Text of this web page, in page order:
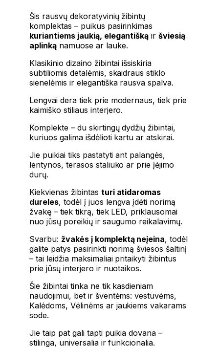
Šis rausvų dekoratyvinių žibintų
komplektas – puikus pasirinkimas
kuriantiems jaukią, elegantišką iršviesią
aplinkąnamuose ar lauke.
Klasikinio dizaino žibintai išsiskiria
subtiliomis detalėmis, skaidraus stiklo
sienelėmis ir elegantiška rausva spalva.
Lengvai dera tiek prie modernaus, tiek prie
kaimiško stiliaus interjero.
Komplekte – du skirtingų dydžių žibintai,
kuriuos galima išdėlioti kartu ar atskirai.
Jie puikiai tiks pastatyti ant palangės,
lentynos, terasos staliuko ar prie įėjimo
durų.
Kiekvienas žibintas turi atidaromas
dureles, todėl į juos lengva įdėti norimą
žvakę – tiek tikrą, tiek LED, priklausomai
nuo jūsų poreikių ir saugumo reikalavimų.
Svarbu: žvakės į komplektą neįeina, todėl
galite patys pasirinkti norimą šviesos šaltinį
– tai leidžia maksimaliai pritaikyti žibintus
prie jūsų interjero ir nuotaikos.
Šie žibintai tinka ne tik kasdieniam
naudojimui, bet ir šventėms: vestuvėms,
Kalėdoms, Vėlinėms ar jaukiems vakarams
sode.
Jie taip pat gali tapti puikia dovana –
stilinga, universalia ir funkcionalia.